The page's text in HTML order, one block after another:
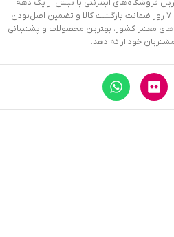
فروشگاه‌های اینترنتی با بیش از یک دهه
تجربه، با پایبندی به دو اصل کلیدی، ۷ روز ضمانت بازگشت کالا و تضمین اصل‌بودن
معتبر کشور، بهترین محصولات و پشتیبانی
خود ارائه دهد.